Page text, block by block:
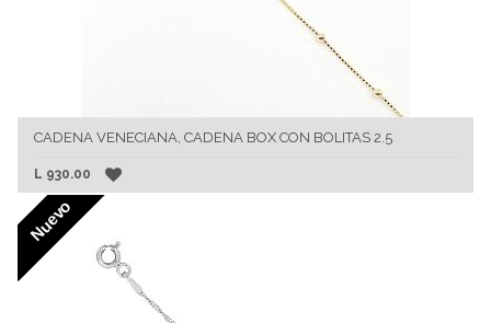
CADENA VENECIANA, CADENA BOX CON BOLITAS 2.5
L 930.00
Nuevo